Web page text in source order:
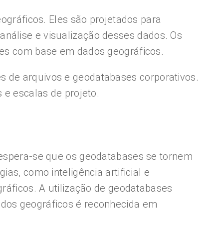
Eles são projetados para
e visualização desses dados. Os
com base em dados geográficos.
de arquivos e geodatabases corporativos.
escalas de projeto.
se que os geodatabases se tornem
como inteligência artificial e
A utilização de geodatabases
geográficos é reconhecida em